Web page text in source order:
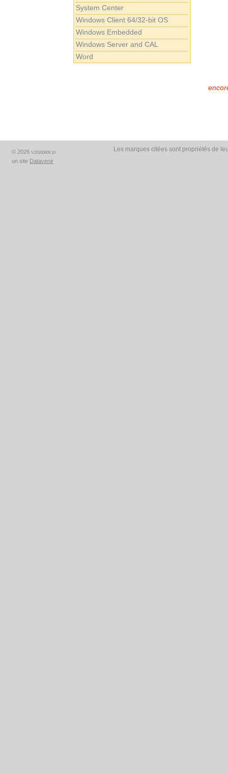
System Center
Windows Client 64/32-bit OS
Windows Embedded
Windows Server and CAL
Word
© 2026 V.20260809.10
un site Datavenir
Les marques citées sont propriétés de